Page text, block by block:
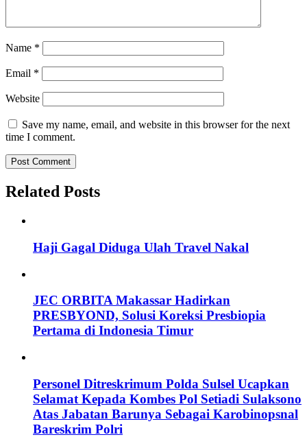
Name *
Email *
Website
Save my name, email, and website in this browser for the next
time I comment.
Related Posts
Haji Gagal Diduga Ulah Travel Nakal
JEC ORBITA Makassar Hadirkan
PRESBYOND, Solusi Koreksi Presbiopia
Pertama di Indonesia Timur
Personel Ditreskrimum Polda Sulsel Ucapkan
Selamat Kepada Kombes Pol Setiadi Sulaksono
Atas Jabatan Barunya Sebagai Karobinopsnal
Bareskrim Polri